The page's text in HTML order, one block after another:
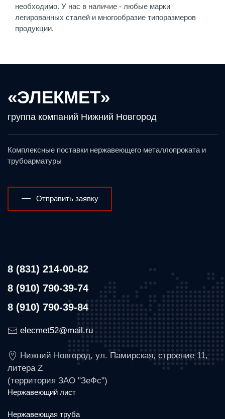
необходимо. У нас в наличие - любые марки
легированных сталей и многообразие типоразмеров
продукции.
«ЭЛЕКМЕТ»
группа компаний Нижний Новгород
Комплексные поставки нержавеющего металлопроката и
трубоарматуры
Отправить заявку
8 (831) 214-00-82
8 (910) 790-39-74
8 (910) 790-39-84
elecmet52@mail.ru
Нижний Новгород, ул. Памирская, строение 11,
литера Z
(территория ЗАО "ЗеФс")
Нержавеющий лист
Нержавеющая труба